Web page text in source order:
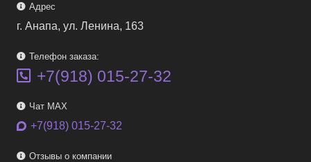
Адрес
г. Анапа, ул. Ленина, 163
Телефон заказа:
+7(918) 015-27-32
Чат MAX
+7(918) 015-27-32
Отзывы о компании